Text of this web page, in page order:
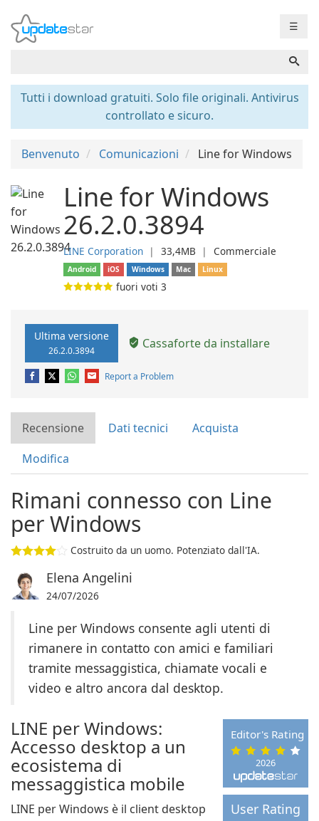
☰
Tutti i download gratuiti. Solo file originali. Antivirus
controllato e sicuro.
Benvenuto Comunicazioni Line for Windows
Line for Windows
26.2.0.3894
LINE Corporation ❘ 33,4MB ❘ Commerciale
Android iOS Windows Mac Linux
fuori voti 3
Ultima versione
26.2.0.3894 Cassaforte da installare
Report a Problem
Recensione Dati tecnici
Acquista
Modifica
Rimani connesso con Line
per Windows
Costruito da un uomo. Potenziato dall'IA.
Elena Angelini
24/07/2026
Line per Windows consente agli utenti di
rimanere in contatto con amici e familiari
tramite messaggistica, chiamate vocali e
video e altro ancora dal desktop.
2026
Editor's Rating
User Rating
LINE per Windows:
Accesso desktop a un
ecosistema di
messaggistica mobile
LINE per Windows è il client desktop